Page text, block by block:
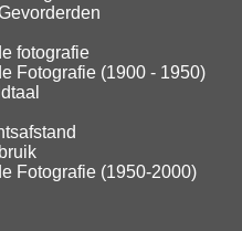
fotografie
Fotografie (1900 - 1950)
Fotografie (1950-2000)